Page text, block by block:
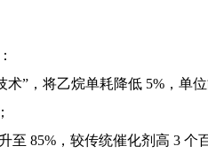
”，将乙烷单耗降低 5%，单
至 85%，较传统催化剂高 3